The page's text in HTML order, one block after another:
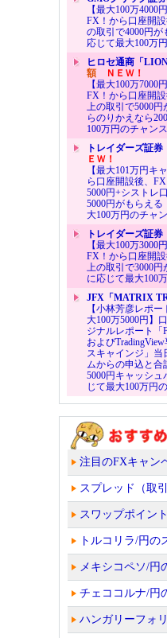
【最大100万4000
FX！から口座開
の取引で4000円
応じて最大100万
ヒロセ通商「
額ＮＥＷ！
【最大100万7000
FX！から口座開
上の取引で5000
らのりかえなら
100万円のチャンス
トレイダーズ証券
ＥＷ！
【最大101万円キ
ら口座開設後、
5000円+シストレ
5000円がもらえ
大100万円のチャ
トレイダーズ証券
【最大100万3000
FX！から口座開
上の取引で3000
に応じて最大100
JFX「MATRIX
【小林芳彦レポ
大100万5000円】
ジナルレポート「
および
スキャインジ」当
ムからの申込と合
5000円キャッシ
じて最大100万円
注目のFXキャン
スプレッド（取
スワップポイント
トルコリラ/円の
メキシコペソ/円
チェココルナ/円
ハンガリーフォ